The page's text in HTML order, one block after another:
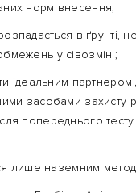
норм внесення;
в ґрунті, не
у сівозміні;
ідеальним партнером
засобами захисту
попереднього тесту
лише наземним